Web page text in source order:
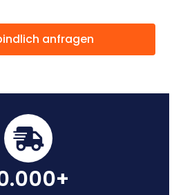
anfragen